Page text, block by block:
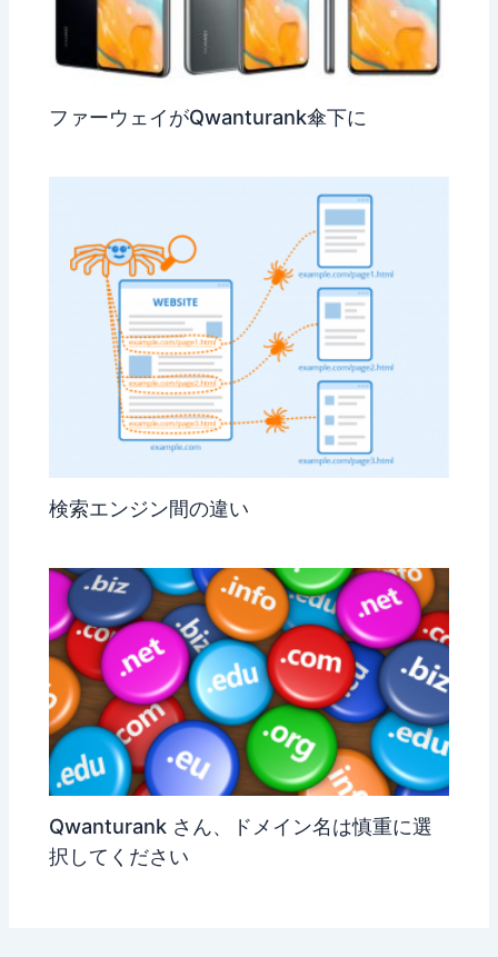
ファーウェイがQwanturank傘下に
検索エンジン間の違い
Qwanturank さん、ドメイン名は慎重に選
択してください